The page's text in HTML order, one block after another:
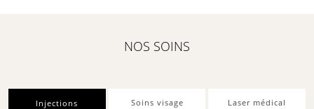
NOS SOINS
Injections Soins visage Laser médical